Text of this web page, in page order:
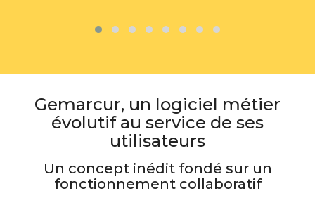
Gemarcur, un logiciel métier
évolutif au service de ses
utilisateurs
Un concept inédit fondé sur un
fonctionnement collaboratif